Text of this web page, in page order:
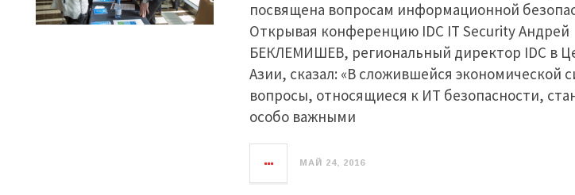
посвящена вопросам информационной
Открывая конференцию IDC IT Security Андрей
БЕКЛЕМИШЕВ, региональный директор IDC в
Азии, сказал: «В сложившейся экономической
вопросы, относящиеся к ИТ безопасности,
особо важными
МАЙ 24, 2016